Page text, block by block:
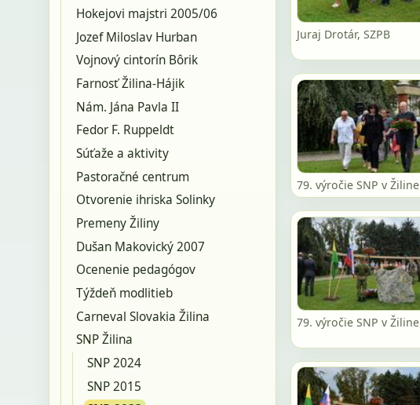
Hokejovi majstri 2005/06
Jozef Miloslav Hurban
Vojnový cintorín Bôrik
Farnosť Žilina-Hájik
Nám. Jána Pavla II
Fedor F. Ruppeldt
Súťaže a aktivity
Pastoračné centrum
Otvorenie ihriska Solinky
Premeny Žiliny
Dušan Makovický 2007
Ocenenie pedagógov
Týždeň modlitieb
Carneval Slovakia Žilina
SNP Žilina
SNP 2024
SNP 2015
Juraj Drotár, SZPB
79. výročie SNP v Žiline
79. výročie SNP v Žiline